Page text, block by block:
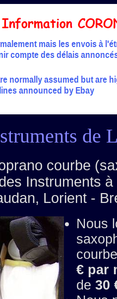
de
courbe
Instruments
Lorient -
Nous
€ par
de 30